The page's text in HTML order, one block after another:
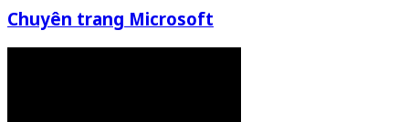
Chuyên trang Microsoft